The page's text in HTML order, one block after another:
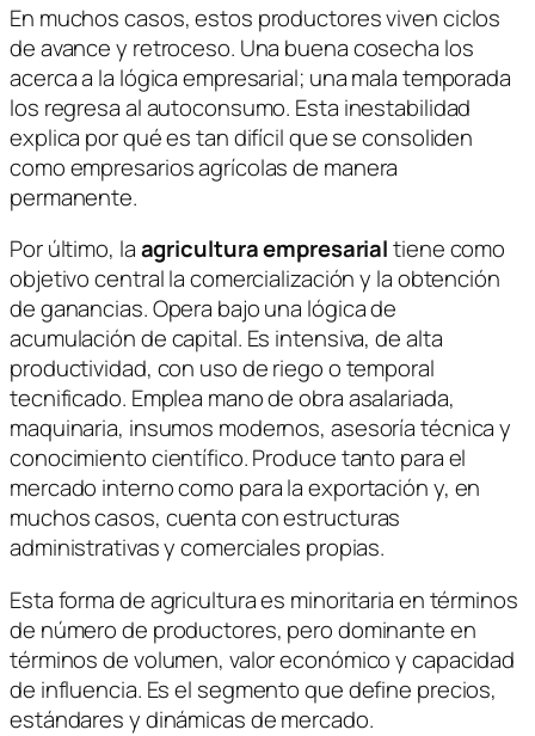
En muchos casos, estos productores viven ciclos
de avance y retroceso. Una buena cosecha los
acerca a la lógica empresarial; una mala temporada
los regresa al autoconsumo. Esta inestabilidad
explica por qué es tan difícil que se consoliden
como empresarios agrícolas de manera
permanente.
Por último, laagricultura empresarialtiene como
objetivo central la comercialización y la obtención
de ganancias. Opera bajo una lógica de
acumulación de capital. Es intensiva, de alta
productividad, con uso de riego o temporal
tecnificado. Emplea mano de obra asalariada,
maquinaria, insumos modernos, asesoría técnica y
conocimiento científico. Produce tanto para el
mercado interno como para la exportación y, en
muchos casos, cuenta con estructuras
administrativas y comerciales propias.
Esta forma de agricultura es minoritaria en términos
de número de productores, pero dominante en
términos de volumen, valor económico y capacidad
de influencia. Es el segmento que define precios,
estándares y dinámicas de mercado.